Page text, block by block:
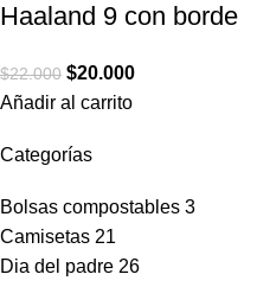
Categorías
Bolsas compostables 3
Camisetas 21
Dia del padre 26
Haaland 9 con borde
$22.000 $20.000
Añadir al carrito